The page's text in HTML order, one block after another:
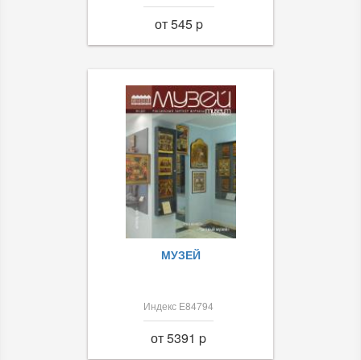
от 545 p
МУЗЕЙ
Индекс Е84794
от 5391 p